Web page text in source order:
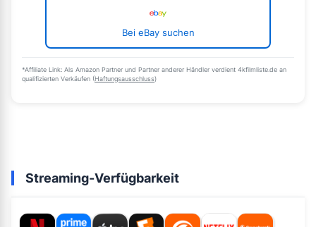
Bei eBay suchen
*Affiliate Link: Als Amazon Partner und Partner anderer Händler verdient 4kfilmliste.de an
qualifizierten Verkäufen (Haftungsausschluss)
Streaming-Verfügbarkeit